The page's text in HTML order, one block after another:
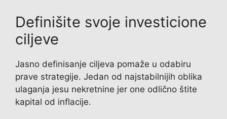
Definišite svoje investicione
ciljeve
Jasno definisanje ciljeva pomaže u odabiru
prave strategije. Jedan od najstabilnijih oblika
ulaganja jesu nekretnine jer one odlično štite
kapital od inflacije.